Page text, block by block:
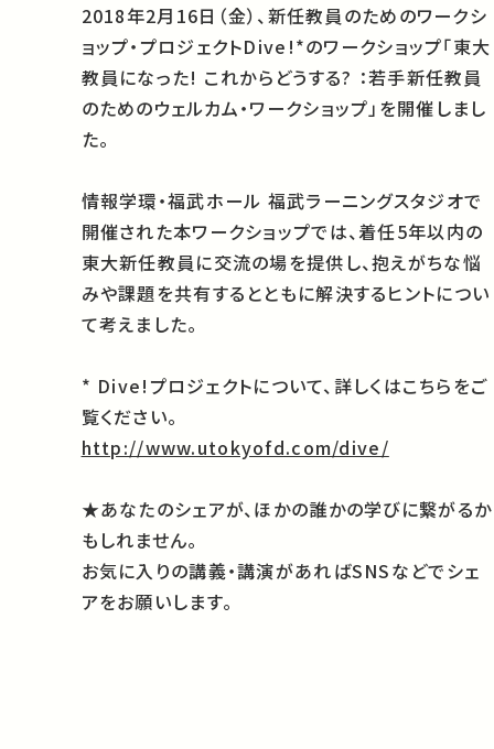
2018年2月16日（金）、新任教員のためのワークシ
ョップ・プロジェクトDive!*のワークショップ「東大
教員になった! これからどうする? ：若手新任教員
のためのウェルカム・ワークショップ」を開催しまし
た。
情報学環・福武ホール 福武ラーニングスタジオで
開催された本ワークショップでは、着任5年以内の
東大新任教員に交流の場を提供し、抱えがちな悩
みや課題を共有するとともに解決するヒントについ
て考えました。
* Dive!プロジェクトについて、詳しくはこちらをご
覧ください。
http://www.utokyofd.com/dive/
★あなたのシェアが、ほかの誰かの学びに繋がるか
もしれません。
お気に入りの講義・講演があればSNSなどでシェ
アをお願いします。